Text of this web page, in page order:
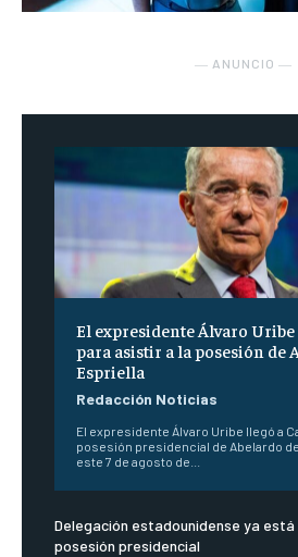
― ANUNCIO ―
El expresidente Álvaro Uribe
para asistir a la posesión de
Espriella
Redacción Noticias
El expresidente Álvaro Uribe llegó a
posesión presidencial de Abelardo
este 7 de agosto de...
Delegación estadounidense ya está
posesión presidencial